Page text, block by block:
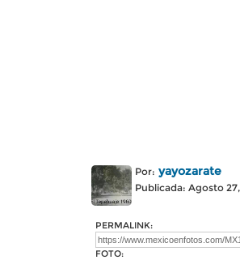
Por: yayozarate
Publicada: Agosto
PERMALINK:
FOTO: